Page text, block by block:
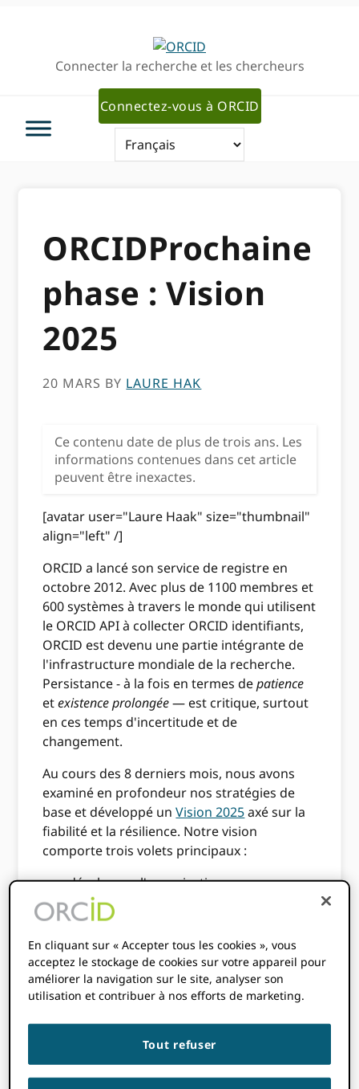
navigationConnecter la recherche et les chercheurs
Connectez-vous à ORCID
ORCIDProchaine
phase : Vision
2025
20 MARS BY LAURE HAK
Ce contenu date de plus de trois ans. Les
informations contenues dans cet article
peuvent être inexactes.
[avatar user="Laure Haak" size="thumbnail"
align="left" /]
ORCID a lancé son service de registre en
octobre 2012. Avec plus de 1100 membres et
600 systèmes à travers le monde qui utilisent
le ORCID API à collecter ORCID identifiants,
ORCID est devenu une partie intégrante de
l'infrastructure mondiale de la recherche.
Persistance - à la fois en termes depatience
etexistence prolongée— est critique, surtout
en ces temps d'incertitude et de
changement.
Au cours des 8 derniers mois, nous avons
examiné en profondeur nos stratégies de
base et développé unVision 2025axé sur la
fiabilité et la résilience. Notre vision
comporte trois volets principaux :
développer l'organisation
retravailler la façon dont nous nous
maintenir et innover sur notre offre de
services.
Développement
organisationnel
En cliquant sur « Accepter tous les cookies », vous
acceptez le stockage de cookies sur votre appareil pour
améliorer la navigation sur le site, analyser son
utilisation et contribuer à nos efforts de marketing.
Tout refuser